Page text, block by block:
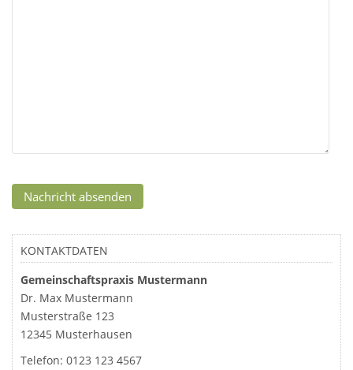
KONTAKTDATEN
Gemeinschaftspraxis Mustermann
Dr. Max Mustermann
Musterstraße 123
12345 Musterhausen
Telefon: 0123 123 4567